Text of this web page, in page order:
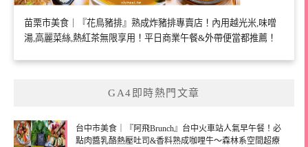
苗栗市美食｜『花鳥豬排』熟成炸豬排專賣店！內用越光米,味噌
湯,高麗菜絲,熱紅茶無限享用！平日商業午餐&外帶便當都推薦！
GA4即時熱門文章
台中市美食｜『阿飛Brunch』台中火車站人氣早午餐！必
點肉醬乳酪熱壓吐司&香料熟成咖哩牛～森林系空間超療